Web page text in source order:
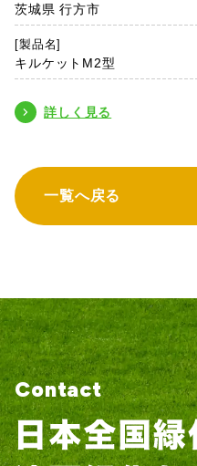
茨城県 行方市
[製品名]
キルケットM2型
詳しく見る
一覧へ戻る
Contact